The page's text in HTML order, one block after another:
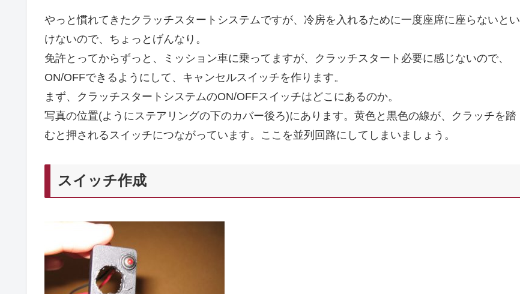
やっと慣れてきたクラッチスタートシステムですが、冷房を入れるために一度座席に座らないとい
けないので、ちょっとげんなり。
免許とってからずっと、ミッション車に乗ってますが、クラッチスタート必要に感じないので、
ON/OFFできるようにして、キャンセルスイッチを作ります。
まず、クラッチスタートシステムのON/OFFスイッチはどこにあるのか。
写真の位置(ようにステアリングの下のカバー後ろ)にあります。黄色と黒色の線が、クラッチを踏
むと押されるスイッチにつながっています。ここを並列回路にしてしまいましょう。
スイッチ作成